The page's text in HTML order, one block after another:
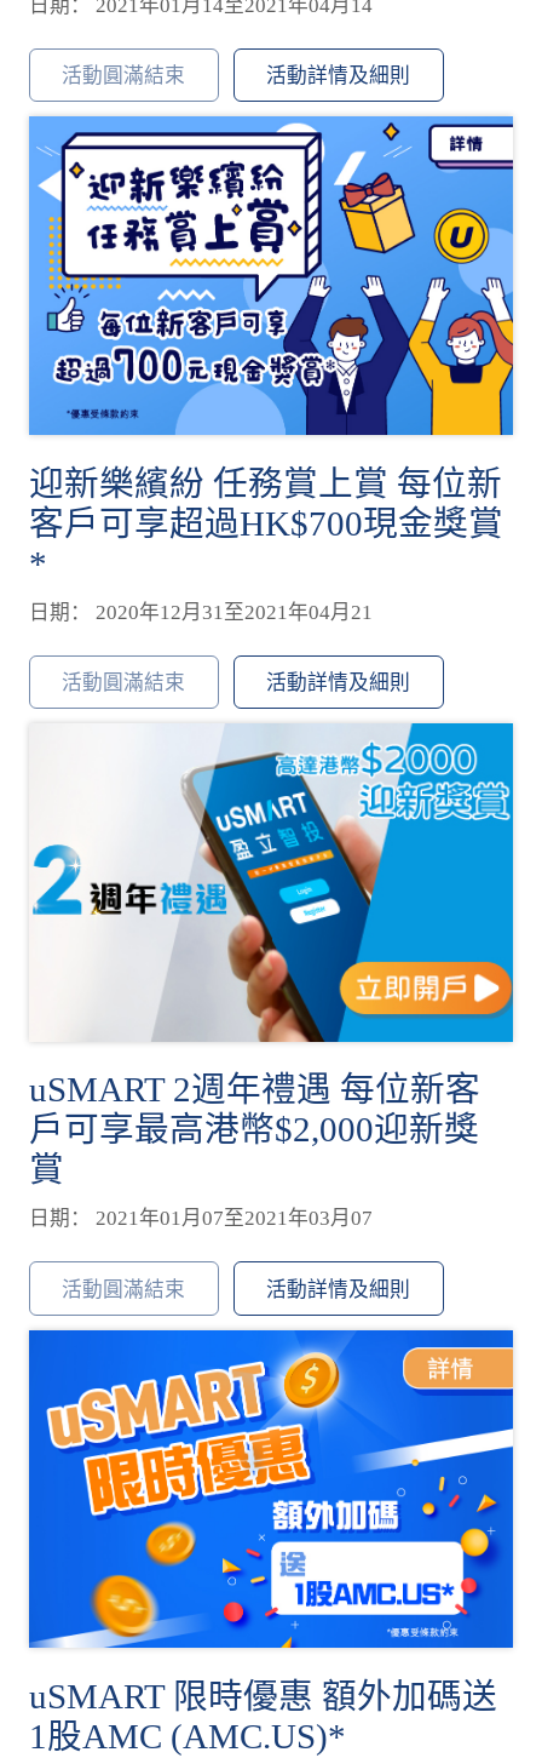
日期： 2021年01月14至2021年04月14
活動圓滿結束 活動詳情及細則
迎新樂繽紛 任務賞上賞 每位新
客戶可享超過HK$700現金獎賞
*
日期： 2020年12月31至2021年04月21
活動圓滿結束 活動詳情及細則
uSMART 2週年禮遇 每位新客
戶可享最高港幣$2,000迎新獎
賞
日期： 2021年01月07至2021年03月07
活動圓滿結束 活動詳情及細則
uSMART 限時優惠 額外加碼送
1股AMC (AMC.US)*